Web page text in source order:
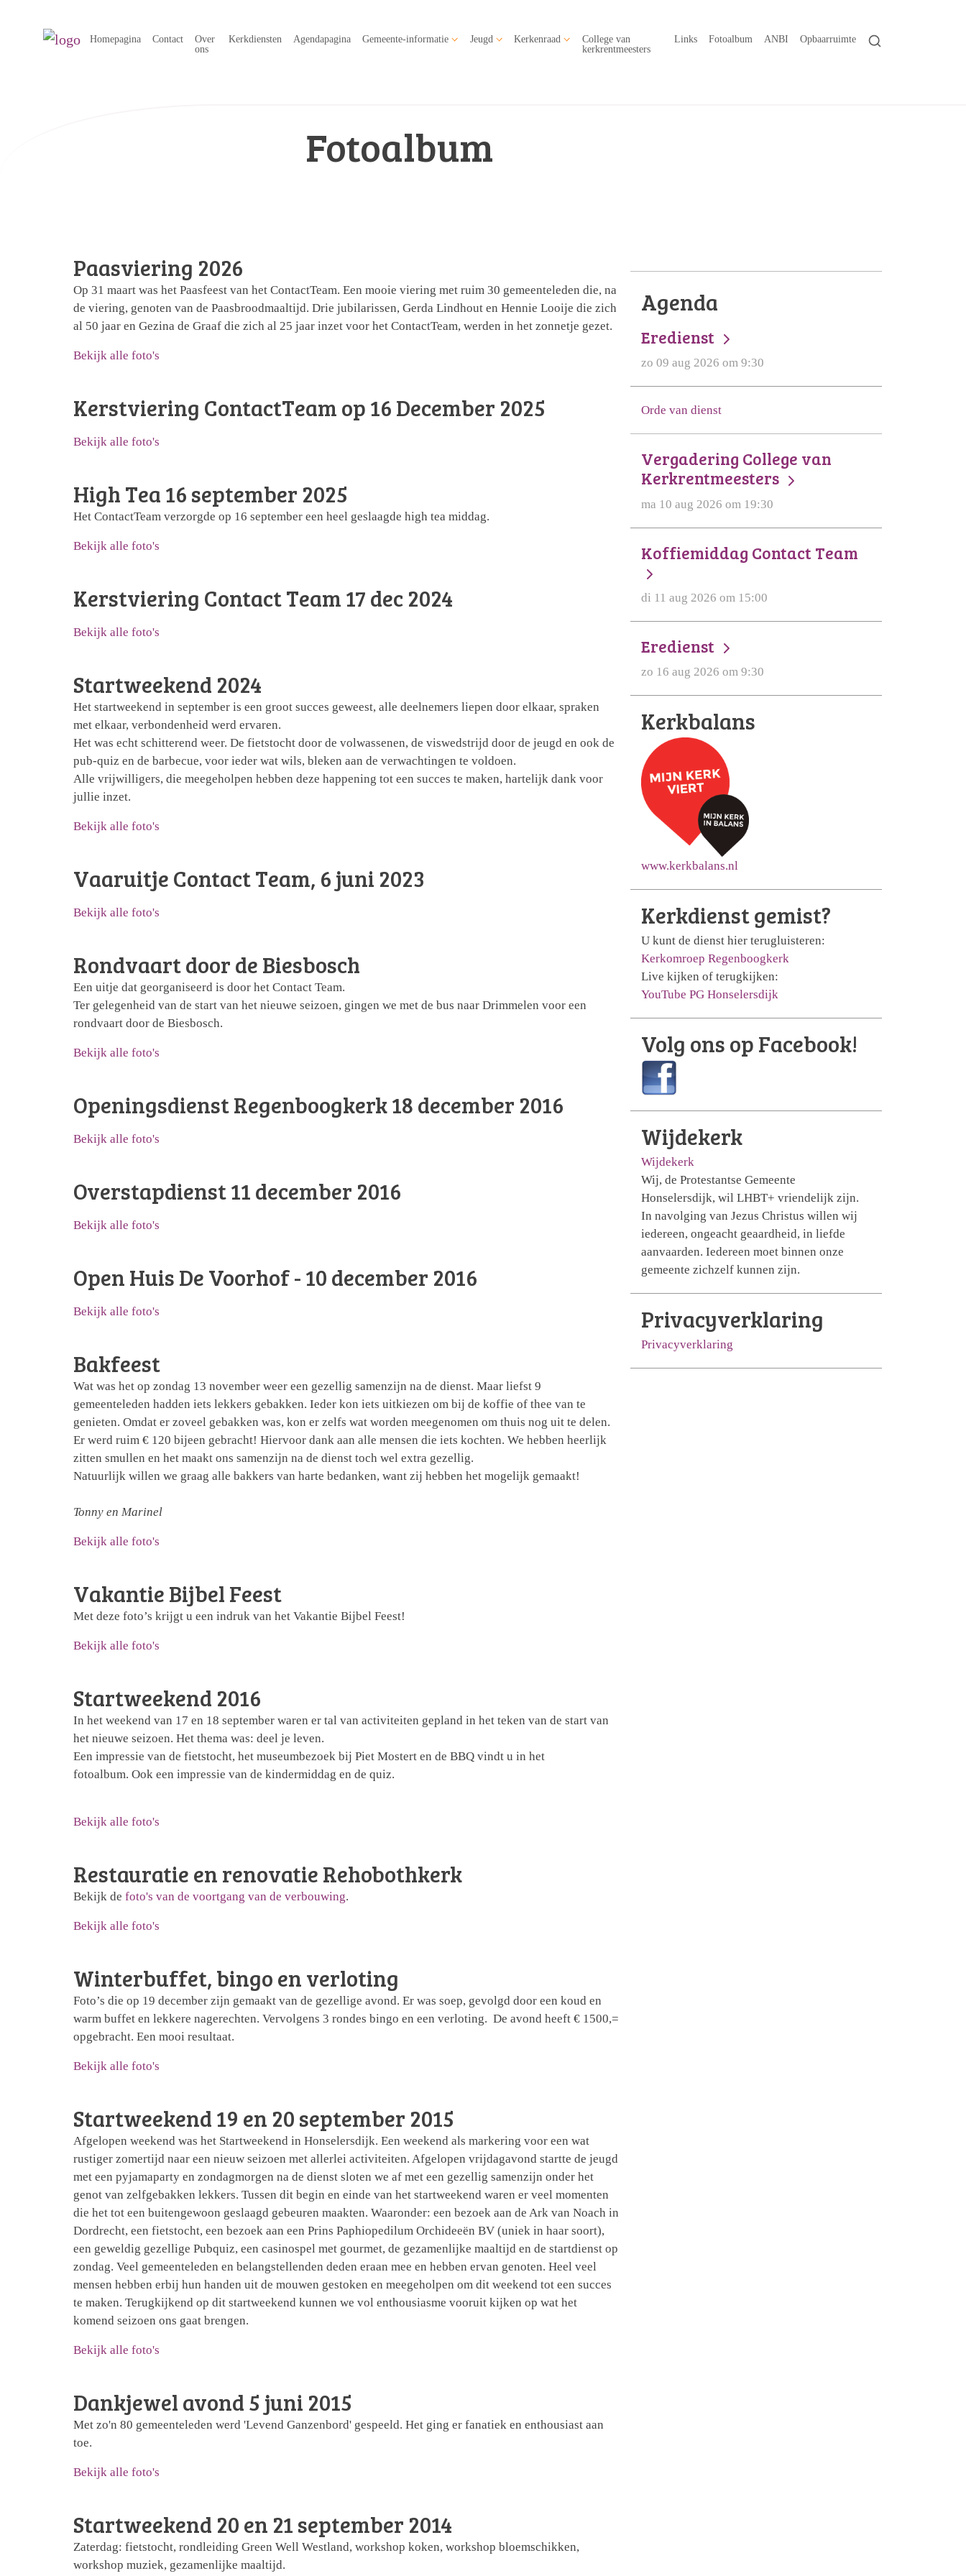
Homepagina Contact
Over
ons
Kerkdiensten Agendapagina Gemeente-informatie Jeugd Kerkenraad
College van
kerkrentmeesters
Links Fotoalbum ANBI Opbaarruimte
Fotoalbum
Paasviering 2026
Op 31 maart was het Paasfeest van het ContactTeam. Een mooie viering met ruim 30 gemeenteleden die, na
de viering, genoten van de Paasbroodmaaltijd. Drie jubilarissen, Gerda Lindhout en Hennie Looije die zich
al 50 jaar en Gezina de Graaf die zich al 25 jaar inzet voor het ContactTeam, werden in het zonnetje gezet.
Bekijk alle foto's
Kerstviering ContactTeam op 16 December 2025
Bekijk alle foto's
High Tea 16 september 2025
Het ContactTeam verzorgde op 16 september een heel geslaagde high tea middag.
Bekijk alle foto's
Kerstviering Contact Team 17 dec 2024
Bekijk alle foto's
Startweekend 2024
Het startweekend in september is een groot succes geweest, alle deelnemers liepen door elkaar, spraken
met elkaar, verbondenheid werd ervaren.
Het was echt schitterend weer. De fietstocht door de volwassenen, de viswedstrijd door de jeugd en ook de
pub-quiz en de barbecue, voor ieder wat wils, bleken aan de verwachtingen te voldoen.
Alle vrijwilligers, die meegeholpen hebben deze happening tot een succes te maken, hartelijk dank voor
jullie inzet.
Bekijk alle foto's
Vaaruitje Contact Team, 6 juni 2023
Bekijk alle foto's
Rondvaart door de Biesbosch
Een uitje dat georganiseerd is door het Contact Team.
Ter gelegenheid van de start van het nieuwe seizoen, gingen we met de bus naar Drimmelen voor een
rondvaart door de Biesbosch.
Bekijk alle foto's
Openingsdienst Regenboogkerk 18 december 2016
Bekijk alle foto's
Overstapdienst 11 december 2016
Bekijk alle foto's
Open Huis De Voorhof - 10 december 2016
Bekijk alle foto's
Bakfeest
Wat was het op zondag 13 november weer een gezellig samenzijn na de dienst. Maar liefst 9
gemeenteleden hadden iets lekkers gebakken. Ieder kon iets uitkiezen om bij de koffie of thee van te
genieten. Omdat er zoveel gebakken was, kon er zelfs wat worden meegenomen om thuis nog uit te delen.
Er werd ruim € 120 bijeen gebracht! Hiervoor dank aan alle mensen die iets kochten. We hebben heerlijk
zitten smullen en het maakt ons samenzijn na de dienst toch wel extra gezellig.
Natuurlijk willen we graag alle bakkers van harte bedanken, want zij hebben het mogelijk gemaakt!
Tonny en Marinel
Bekijk alle foto's
Vakantie Bijbel Feest
Met deze foto’s krijgt u een indruk van het Vakantie Bijbel Feest!
Bekijk alle foto's
Startweekend 2016
In het weekend van 17 en 18 september waren er tal van activiteiten gepland in het teken van de start van
het nieuwe seizoen. Het thema was: deel je leven.
Een impressie van de fietstocht, het museumbezoek bij Piet Mostert en de BBQ vindt u in het
fotoalbum. Ook een impressie van de kindermiddag en de quiz.
Bekijk alle foto's
Restauratie en renovatie Rehobothkerk
Bekijk de foto's van de voortgang van de verbouwing.
Bekijk alle foto's
Winterbuffet, bingo en verloting
Foto’s die op 19 december zijn gemaakt van de gezellige avond. Er was soep, gevolgd door een koud en
warm buffet en lekkere nagerechten. Vervolgens 3 rondes bingo en een verloting. De avond heeft € 1500,=
opgebracht. Een mooi resultaat.
Bekijk alle foto's
Startweekend 19 en 20 september 2015
Afgelopen weekend was het Startweekend in Honselersdijk. Een weekend als markering voor een wat
rustiger zomertijd naar een nieuw seizoen met allerlei activiteiten. Afgelopen vrijdagavond startte de jeugd
met een pyjamaparty en zondagmorgen na de dienst sloten we af met een gezellig samenzijn onder het
genot van zelfgebakken lekkers. Tussen dit begin en einde van het startweekend waren er veel momenten
die het tot een buitengewoon geslaagd gebeuren maakten. Waaronder: een bezoek aan de Ark van Noach in
Dordrecht, een fietstocht, een bezoek aan een Prins Paphiopedilum Orchideeën BV (uniek in haar soort),
een geweldig gezellige Pubquiz, een casinospel met gourmet, de gezamenlijke maaltijd en de startdienst op
zondag. Veel gemeenteleden en belangstellenden deden eraan mee en hebben ervan genoten. Heel veel
mensen hebben erbij hun handen uit de mouwen gestoken en meegeholpen om dit weekend tot een succes
te maken. Terugkijkend op dit startweekend kunnen we vol enthousiasme vooruit kijken op wat het
komend seizoen ons gaat brengen.
Bekijk alle foto's
Dankjewel avond 5 juni 2015
Met zo'n 80 gemeenteleden werd 'Levend Ganzenbord' gespeeld. Het ging er fanatiek en enthousiast aan
toe.
Bekijk alle foto's
Startweekend 20 en 21 september 2014
Zaterdag: fietstocht, rondleiding Green Well Westland, workshop koken, workshop bloemschikken,
workshop muziek, gezamenlijke maaltijd.
Agenda
Eredienst
zo 09 aug 2026 om 9:30
Orde van dienst
Vergadering College van
Kerkrentmeesters
ma 10 aug 2026 om 19:30
Koffiemiddag Contact Team
di 11 aug 2026 om 15:00
Eredienst
zo 16 aug 2026 om 9:30
Kerkbalans
www.kerkbalans.nl
Kerkdienst gemist?
U kunt de dienst hier terugluisteren:
Kerkomroep Regenboogkerk
Live kijken of terugkijken:
YouTube PG Honselersdijk
Volg ons op Facebook!
Wijdekerk
Wijdekerk
Wij, de Protestantse Gemeente
Honselersdijk, wil LHBT+ vriendelijk zijn.
In navolging van Jezus Christus willen wij
iedereen, ongeacht geaardheid, in liefde
aanvaarden. Iedereen moet binnen onze
gemeente zichzelf kunnen zijn.
Privacyverklaring
Privacyverklaring